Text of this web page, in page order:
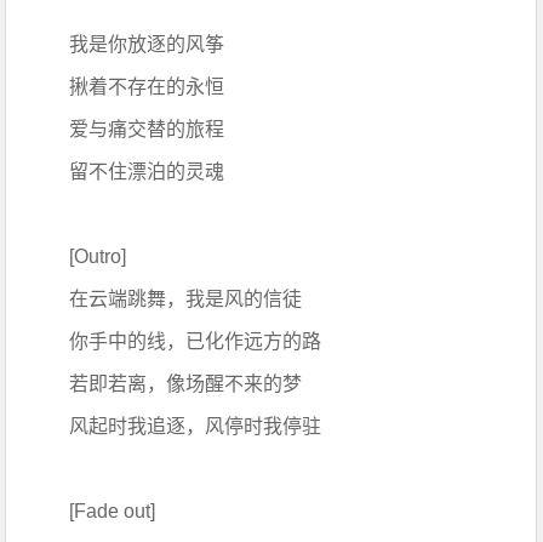
我是你放逐的风筝
揪着不存在的永恒
爱与痛交替的旅程
留不住漂泊的灵魂
[Outro]
在云端跳舞，我是风的信徒
你手中的线，已化作远方的路
若即若离，像场醒不来的梦
风起时我追逐，风停时我停驻
[Fade out]